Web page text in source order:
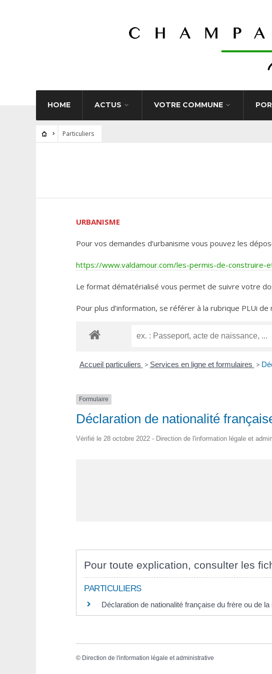
HOME ACTUS VOTRE COMMUNE
Particuliers
URBANISME
Pour vos demandes d’urbanisme vous pouvez les
https://www.valdamour.com/les-permis-de-construire-
Le format dématérialisé vous permet de suivre votre
Pour plus d’information, se référer à la rubrique PLUi
Accueil particuliers > Services en ligne et formulaires >
Formulaire
Déclaration de nationalité
Vérifié le 28 octobre 2022 - Direction de l'information légale et
Pour toute explication, consulter les
PARTICULIERS
Déclaration de nationalité française du frère ou de
© Direction de l'information légale et administrative